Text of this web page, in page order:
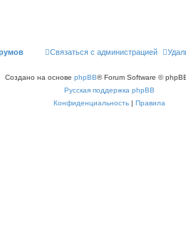
Связаться с администрацией
Создано на основе phpBB® Forum Software ©
Русская поддержка phpBB
Конфиденциальность | Правила